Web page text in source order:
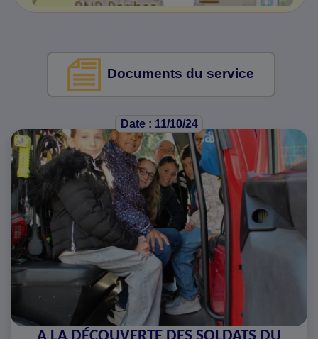
Documents du service
Date : 11/10/24